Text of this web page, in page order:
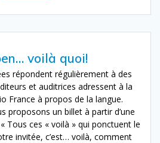
voilà quoi!
répondent régulièrement à des
et auditrices adressent à la
France à propos de la langue.
proposons un billet à partir d’une
Tous ces « voilà » qui ponctuent le
invitée, c’est… voilà, comment